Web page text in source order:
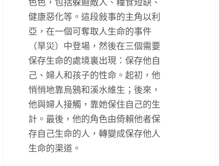
健康惡化等。這段敍事的主角以利
亞，在一個可奪取人生命的事件
（旱災）中登場，然後在三個需要
保存生命的處境裏出現：保存他自
己、婦人和孩子的性命。起初，他
悄悄地靠烏鴉和溪水維生；後來，
他與婦人接觸，靠她保住自己的生
計。最後，他的角色由倚賴他者保
存自己生命的人，轉變成保存他人
生命的渠道。